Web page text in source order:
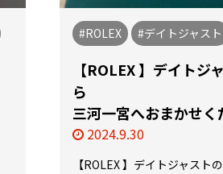
#ROLEX #デイトジャスト
【ROLEX 】デイトジ
ら
三河一宮へおまかせ
2024.9.30
【ROLEX 】デイトジャスト